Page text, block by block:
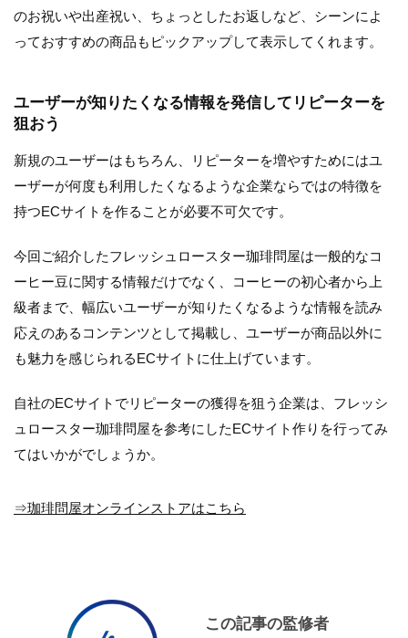
のお祝いや出産祝い、ちょっとしたお返しなど、シーンによ
っておすすめの商品もピックアップして表示してくれます。
ユーザーが知りたくなる情報を発信してリピーターを
狙おう
新規のユーザーはもちろん、リピーターを増やすためにはユ
ーザーが何度も利用したくなるような企業ならではの特徴を
持つECサイトを作ることが必要不可欠です。
今回ご紹介したフレッシュロースター珈琲問屋は一般的なコ
ーヒー豆に関する情報だけでなく、コーヒーの初心者から上
級者まで、幅広いユーザーが知りたくなるような情報を読み
応えのあるコンテンツとして掲載し、ユーザーが商品以外に
も魅力を感じられるECサイトに仕上げています。
自社のECサイトでリピーターの獲得を狙う企業は、フレッシ
ュロースター珈琲問屋を参考にしたECサイト作りを行ってみ
てはいかがでしょうか。
⇒珈琲問屋オンラインストアはこちら
この記事の監修者